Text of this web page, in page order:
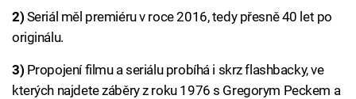
2) Seriál měl premiéru v roce 2016, tedy přesně 40 let po
originálu.
3) Propojení filmu a seriálu probíhá i skrz flashbacky, ve
kterých najdete záběry z roku 1976 s Gregorym Peckem a